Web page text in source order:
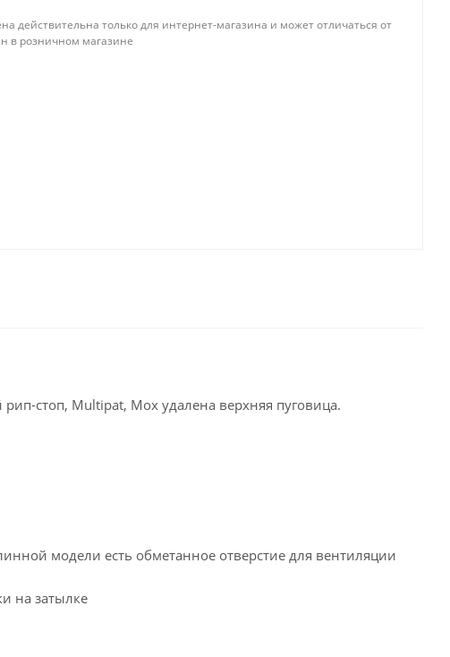
действительна только для интернет-магазина и может отличаться от
в розничном магазине
стоп, Multipat, Мох удалена верхняя пуговица.
модели есть обметанное отверстие для вентиляции
на затылке